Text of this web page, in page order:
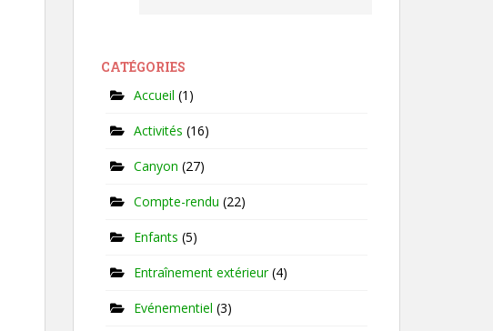
CATÉGORIES
Accueil (1)
Activités (16)
Canyon (27)
Compte-rendu (22)
Enfants (5)
Entraînement extérieur(4)
Evénementiel (3)